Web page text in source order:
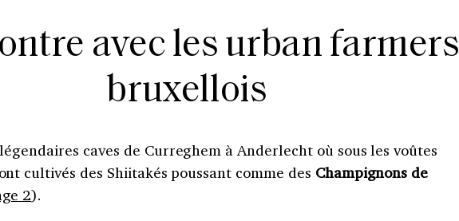
avec les urban farmers
bruxellois
caves de Curreghem à Anderlecht où sous les voûtes
cultivés des Shiitakés poussant comme des Champignons de
2).